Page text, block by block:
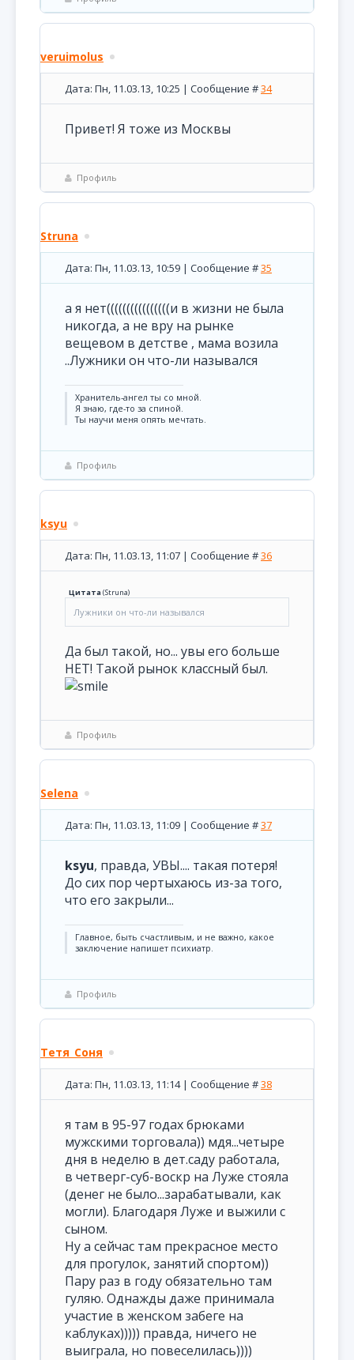
veruimolus
Дата: Пн, 11.03.13, 10:25 | Сообщение #34
Привет! Я тоже из Москвы
Профиль
Struna
Дата: Пн, 11.03.13, 10:59 | Сообщение #35
а я нет((((((((((((((((и в жизни не была
никогда, а не вру на рынке
вещевом в детстве , мама возила
..Лужники он что-ли назывался
Хранитель-ангел ты со мной.
Я знаю, где-то за спиной.
Ты научи меня опять мечтать.
Профиль
ksyu
Дата: Пн, 11.03.13, 11:07 | Сообщение #36
Цитата(Struna)
Лужники он что-ли назывался
Да был такой, но... увы его больше
НЕТ! Такой рынок классный был.
Профиль
Selena
Дата: Пн, 11.03.13, 11:09 | Сообщение #37
ksyu, правда, УВЫ.... такая потеря!
До сих пор чертыхаюсь из-за того,
что его закрыли...
Главное, быть счастливым, и не важно, какое
заключение напишет психиатр.
Профиль
Тетя_Соня
Дата: Пн, 11.03.13, 11:14 | Сообщение #38
я там в 95-97 годах брюками
мужскими торговала)) мдя...четыре
дня в неделю в дет.саду работала,
в четверг-суб-воскр на Луже стояла
(денег не было...зарабатывали, как
могли). Благодаря Луже и выжили с
сыном.
Ну а сейчас там прекрасное место
для прогулок, занятий спортом))
Пару раз в году обязательно там
гуляю. Однажды даже принимала
участие в женском забеге на
каблуках))))) правда, ничего не
выиграла, но повеселилась))))